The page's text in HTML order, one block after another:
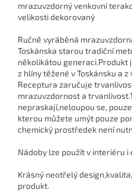
mrazuvzdorný venkovní
velikosti dekorovaný
Ručně vyráběná
Toskánska starou tradiční
několikátou
z hlíny těžené v Toskánsku a
Receptura zaručuje
mrazuvzdornost a
nepraskají,neloupou se,
kterou můžete umýt pouze
chemický prostředek není
Nádoby lze použít v interiéru i
Krásný neotřelý
produkt.